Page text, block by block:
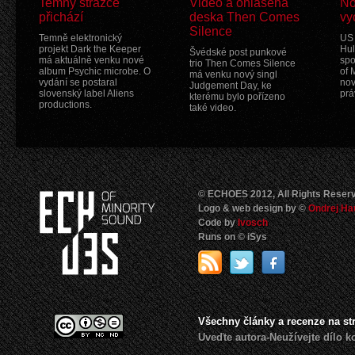
Temný strážce
přichází
Temně elektronický
projekt Dark the Keeper
má aktuálně venku nové
album Psychic microbe. O
vydání se postaral
slovenský label Aliens
productions.
Video a ohlášená
deska Then Comes
Silence
Švédské post punkové
trio Then Comes Silence
má venku nový singl
Judgement Day, ke
kterému bylo pořízeno
také video.
of
© ECHOES 2012, All Rights
Logo & web design by ©Ondrej
Code byIvosch
Runs on © iSys
Všechny články a recenze na
Uveďte autora-Neužívejte dílo